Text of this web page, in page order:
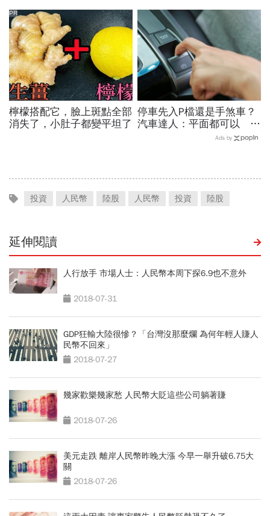
檸檬搭配它，臉上斑點全部
消失了，小肚子都變平坦了
PR
停車先入P檔還是手煞車？
汽車達人：平面都可以 斜
Ads by
投資 人民幣 陸股 人民幣 投資 陸股
延伸閱讀
人行放手 市場人士：人民幣本周下探6.9也不意外
2018-07-31
GDP狂輸大陸很慘？「台灣沒那麼爛 為何年輕人賺人
民幣不回來」
2018-07-27
幾家歡樂幾家愁 人民幣大貶這些公司躺著賺
2018-07-26
美元走跌 離岸人民幣昨晚大漲 今早一舉升破6.75大
關
2018-07-26